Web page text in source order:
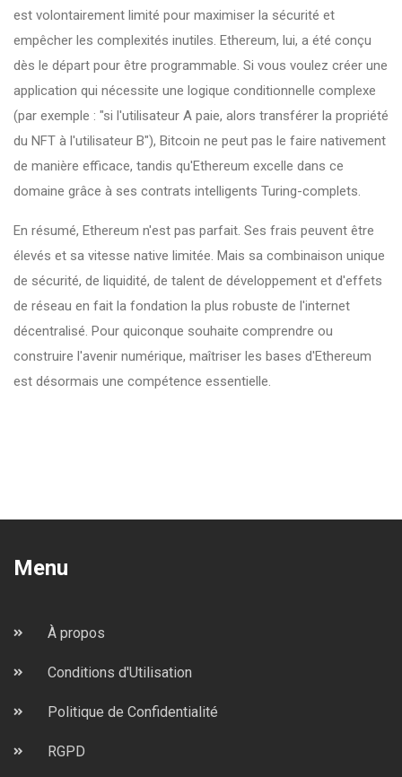
est volontairement limité pour maximiser la sécurité et
empêcher les complexités inutiles. Ethereum, lui, a été conçu
dès le départ pour être programmable. Si vous voulez créer une
application qui nécessite une logique conditionnelle complexe
(par exemple : "si l'utilisateur A paie, alors transférer la propriété
du NFT à l'utilisateur B"), Bitcoin ne peut pas le faire nativement
de manière efficace, tandis qu'Ethereum excelle dans ce
domaine grâce à ses contrats intelligents Turing-complets.
En résumé, Ethereum n'est pas parfait. Ses frais peuvent être
élevés et sa vitesse native limitée. Mais sa combinaison unique
de sécurité, de liquidité, de talent de développement et d'effets
de réseau en fait la fondation la plus robuste de l'internet
décentralisé. Pour quiconque souhaite comprendre ou
construire l'avenir numérique, maîtriser les bases d'Ethereum
est désormais une compétence essentielle.
Menu
À propos
Conditions d'Utilisation
Politique de Confidentialité
RGPD